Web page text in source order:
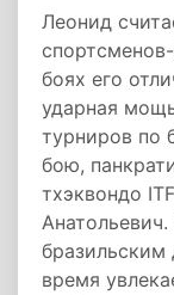
Леонид
боях его
ударная
турниров по
бою,
тхэквондо
время